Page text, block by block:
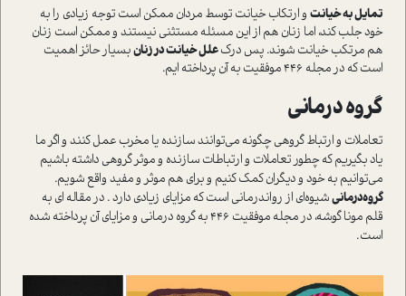
تمایل به خیانت و ارتکاب خیانت توسط مردان ممکن است توجه زیادی را به
خود جلب کند، اما زنان هم از این مسئله مستثنی نیستند و ممکن است زنان
هم مرتکب خیانت شوند. پس درکعلل خیانت در زنانبسیار حائز اهمیت
است که در مجله 446 موفقیت به آن پرداخته ایم.
گروه درمانی
تعاملات و ارتباط گروهی چگونه می‌توانند سازنده یا مخرب عمل کنند و اگر ما
یاد بگیریم که چطور تعاملات و ارتباطات سازنده و موثر گروهی داشته باشیم
می‌توانیم به خود و دیگران کمک کنیم و برای هم موثر و مفید واقع شویم.
گروه‌درمانیشیوه‌ای از روان­درمانی است که مزایای زیادی دارد . در مقاله ای به
قلم مونا گوشه، در مجله موفقیت 446 به گروه درمانی و مزایای آن پرداخته شده
است.